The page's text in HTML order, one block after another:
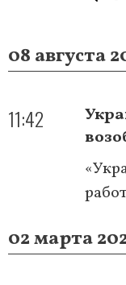
08 августа
11:42
02 марта